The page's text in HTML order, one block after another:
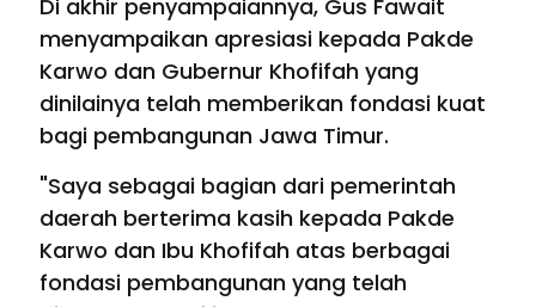
Di akhir penyampaiannya, Gus Fawait
menyampaikan apresiasi kepada Pakde
Karwo dan Gubernur Khofifah yang
dinilainya telah memberikan fondasi kuat
bagi pembangunan Jawa Timur.
"Saya sebagai bagian dari pemerintah
daerah berterima kasih kepada Pakde
Karwo dan Ibu Khofifah atas berbagai
fondasi pembangunan yang telah